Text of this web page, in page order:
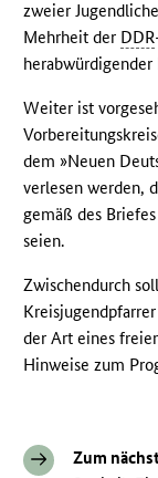
zweier
Mehrheit der DDR
Weiter ist
dem »Neuen
verlesen werden,
gemäß des
seien.
Zwischendurch
der Art eines
Hinweise zum
Zum